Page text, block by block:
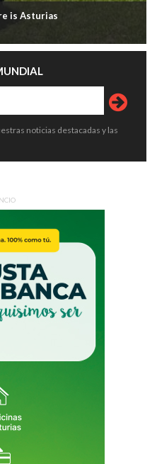
is Asturias
noticias destacadas y las